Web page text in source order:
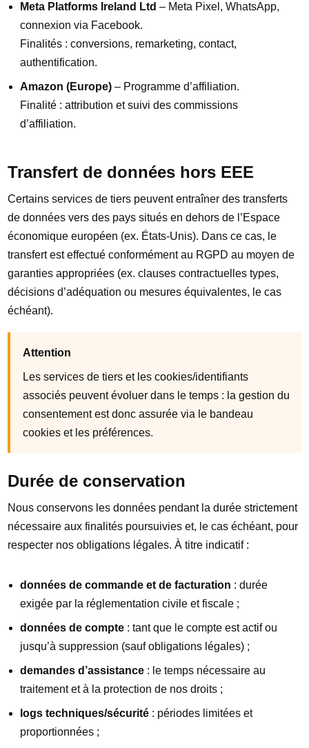
Meta Platforms Ireland Ltd – Meta Pixel, WhatsApp,
connexion via Facebook.
Finalités : conversions, remarketing, contact,
authentification.
Amazon (Europe)– Programme d’affiliation.
Finalité : attribution et suivi des commissions
d’affiliation.
Transfert de données hors EEE
Certains services de tiers peuvent entraîner des transferts
de données vers des pays situés en dehors de l’Espace
économique européen (ex. États-Unis). Dans ce cas, le
transfert est effectué conformément au RGPD au moyen de
garanties appropriées (ex. clauses contractuelles types,
décisions d’adéquation ou mesures équivalentes, le cas
échéant).
Attention
Les services de tiers et les cookies/identifiants
associés peuvent évoluer dans le temps : la gestion du
consentement est donc assurée via le bandeau
cookies et les préférences.
Durée de conservation
Nous conservons les données pendant la durée strictement
nécessaire aux finalités poursuivies et, le cas échéant, pour
respecter nos obligations légales. À titre indicatif :
données de commande et de facturation : durée
exigée par la réglementation civile et fiscale ;
données de compte: tant que le compte est actif ou
jusqu’à suppression (sauf obligations légales) ;
demandes d’assistance: le temps nécessaire au
traitement et à la protection de nos droits ;
logs techniques/sécurité: périodes limitées et
proportionnées ;